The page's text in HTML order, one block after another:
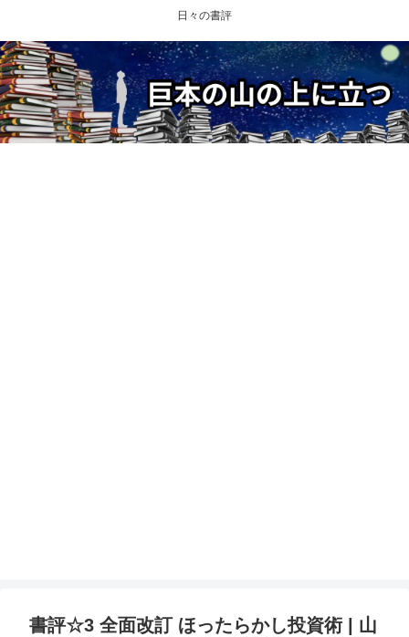
日々の書評
書評☆3 全面改訂 ほったらかし投資術 | 山